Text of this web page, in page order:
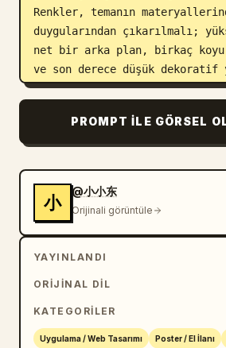
Renkler, temanın
duygularından çıkarılmalı;
net bir arka plan, birkaç koyu
ve son derece düşük dekoratif
korunmalıdır; genel his
karakteri olan el yazısı bir
metnin ruhsal bir göstergesi
tiplerinden, kaligrafi
posterlerden veya dekoratif
illüstrasyonlardan
Metin içeriği:
PROMPT ILE GÖRSEL
小
@小小东
Orijinali görüntüle
YAYINLANDI
ORIJINAL DIL
KATEGORILER
Uygulama / Web Tasarımı Poster / El İlanı